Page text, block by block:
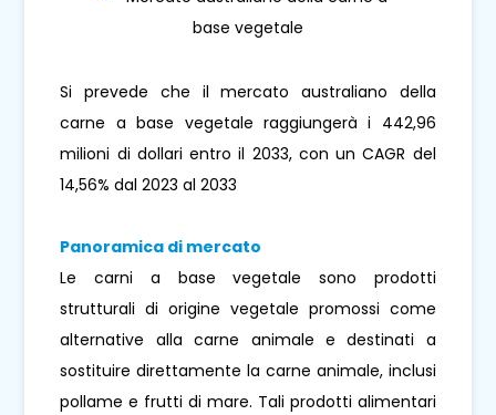
Si prevede che il mercato australiano della
carne a base vegetale raggiungerà i 442,96
milioni di dollari entro il 2033, con un CAGR del
14,56% dal 2023 al 2033
Panoramica di mercato
Le carni a base vegetale sono prodotti
strutturali di origine vegetale promossi come
alternative alla carne animale e destinati a
sostituire direttamente la carne animale, inclusi
pollame e frutti di mare. Tali prodotti alimentari